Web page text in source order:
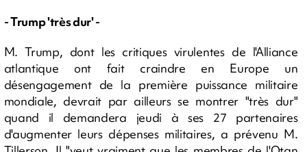
- Trump 'très dur' -
M. Trump, dont les critiques virulentes de l'Alliance
atlantique ont fait craindre en Europe un
désengagement de la première puissance militaire
mondiale, devrait par ailleurs se montrer "très dur"
quand il demandera jeudi à ses 27 partenaires
d'augmenter leurs dépenses militaires, a prévenu M.